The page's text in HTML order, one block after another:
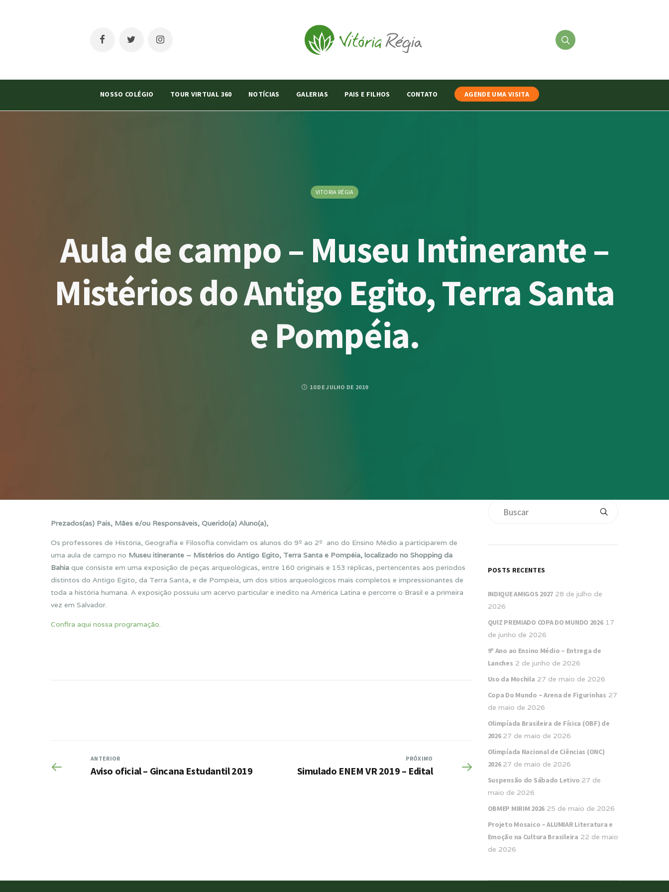
NOSSO COLÉGIO TOUR VIRTUAL 360 NOTÍCIAS GALERIAS PAIS E FILHOS CONTATO AGENDE UMA VISITA
VITORIA RÉGIA
Aula de campo – Museu Intinerante –
Mistérios do Antigo Egito, Terra Santa
e Pompéia.
10 DE JULHO DE 2019
Prezados(as) Pais, Mães e/ou Responsáveis, Querido(a) Aluno(a),
Os professores de História, Geografia e Filosofia convidam os alunos do 9º ao 2º ano do Ensino Médio a participarem de
uma aula de campo no Museu itinerante – Mistérios do Antigo Egito, Terra Santa e Pompéia, localizado no Shopping da
Bahia que consiste em uma exposição de peças arqueológicas, entre 160 originais e 153 réplicas, pertencentes aos períodos
distintos do Antigo Egito, da Terra Santa, e de Pompéia, um dos sítios arqueológicos mais completos e impressionantes de
toda a história humana. A exposição possuiu um acervo particular e inédito na América Latina e percorre o Brasil e a primeira
vez em Salvador.
Confira aqui nossa programação.
ANTERIOR
Aviso oficial – Gincana Estudantil 2019
PRÓXIMO
Simulado ENEM VR 2019 – Edital
POSTS RECENTES
INDIQUE AMIGOS 2027 28 de julho de
2026
QUIZ PREMIADO COPA DO MUNDO 2026 17
de junho de 2026
9º Ano ao Ensino Médio – Entrega de
Lanches 2 de junho de 2026
Uso da Mochila 27 de maio de 2026
Copa Do Mundo – Arena de Figurinhas 27
de maio de 2026
Olimpíada Brasileira de Física (OBF) de
2026 27 de maio de 2026
Olimpíada Nacional de Ciências (ONC)
2026 27 de maio de 2026
Suspensão do Sábado Letivo 27 de
maio de 2026
OBMEP MIRIM 2026 25 de maio de 2026
Projeto Mosaico – ALUMIAR Literatura e
Emoção na Cultura Brasileira 22 de maio
de 2026